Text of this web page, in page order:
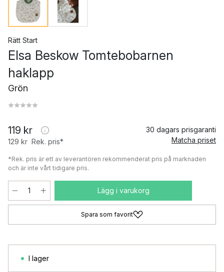
Rätt Start
Elsa Beskow Tomtebobarnen
haklapp
Grön
119 kr
129 kr Rek. pris*
30 dagars prisgaranti
Matcha priset
*Rek. pris är ett av leverantören rekommenderat pris på marknaden
och är inte vårt tidigare pris.
Lägg i varukorg
Spara som favorit
I lager